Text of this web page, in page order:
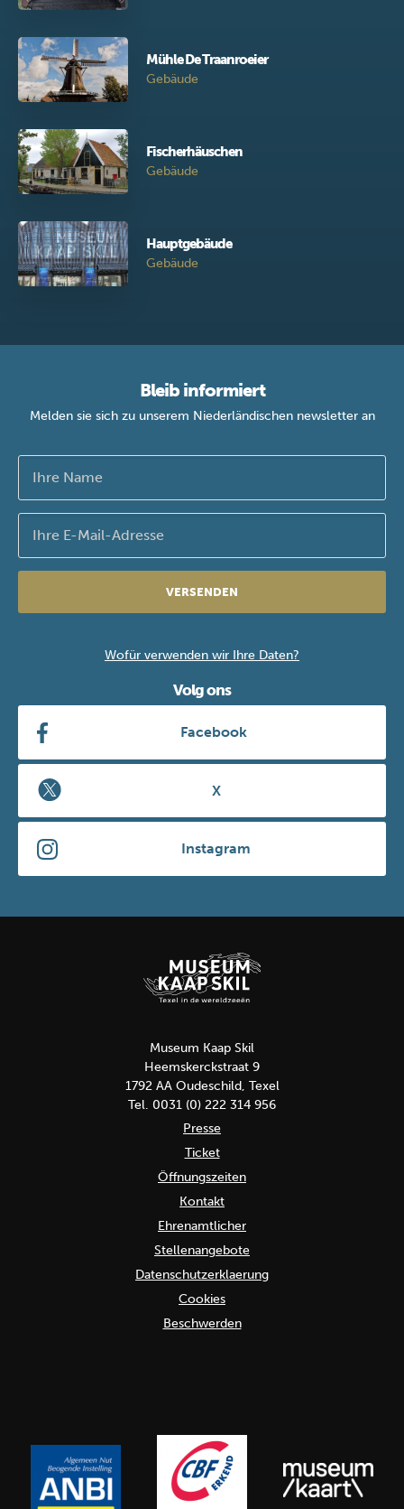
Mühle De Traanroeier
Gebäude
Fischerhäuschen
Gebäude
Hauptgebäude
Gebäude
Bleib informiert
Melden sie sich zu unserem Niederländischen newsletter an
VERSENDEN
Wofür verwenden wir Ihre Daten?
Volg ons
Facebook
X
Instagram
Museum Kaap Skil
Heemskerckstraat 9
1792 AA Oudeschild, Texel
Tel. 0031 (0) 222 314 956
Presse
Ticket
Öffnungszeiten
Kontakt
Ehrenamtlicher
Stellenangebote
Datenschutzerklaerung
Cookies
Beschwerden